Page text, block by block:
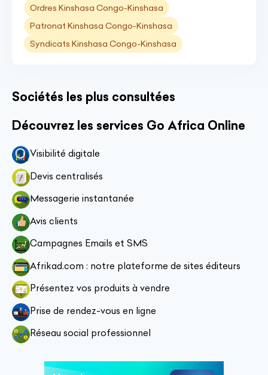
Ordres Kinshasa Congo-Kinshasa
Patronat Kinshasa Congo-Kinshasa
Syndicats Kinshasa Congo-Kinshasa
Sociétés les plus consultées
Découvrez les services Go Africa Online
Visibilité digitale
Devis centralisés
Messagerie instantanée
Avis clients
Campagnes Emails et SMS
Afrikad.com : notre plateforme de sites éditeurs
Présentez vos produits à vendre
Prise de rendez-vous en ligne
Réseau social professionnel